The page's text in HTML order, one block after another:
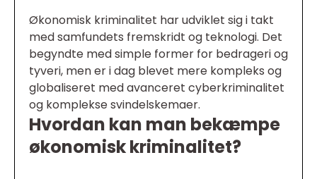
Økonomisk kriminalitet har udviklet sig i takt
med samfundets fremskridt og teknologi. Det
begyndte med simple former for bedrageri og
tyveri, men er i dag blevet mere kompleks og
globaliseret med avanceret cyberkriminalitet
og komplekse svindelskemaer.
Hvordan kan man bekæmpe
økonomisk kriminalitet?